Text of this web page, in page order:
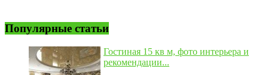
Популярные статьи
Гостиная 15 кв м, фото интерьера и
рекомендации...